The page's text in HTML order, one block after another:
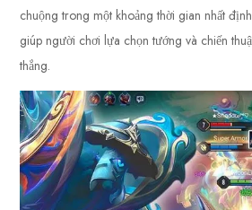
chuộng trong một khoảng thời gian nhất
giúp người chơi lựa chọn tướng và chiến
thắng.